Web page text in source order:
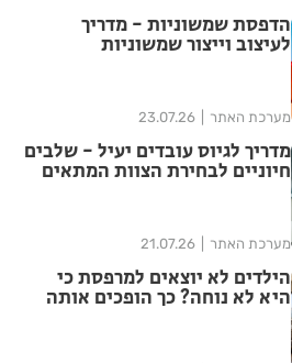
הדפסת שמשוניות - מדריך
לעיצוב וייצור שמשוניות
מערכת האתר 23.07.26
מדריך לגיוס עובדים יעיל - שלבים
חיוניים לבחירת הצוות המתאים
מערכת האתר 21.07.26
הילדים לא יוצאים למרפסת כי
היא לא נוחה? כך הופכים אותה